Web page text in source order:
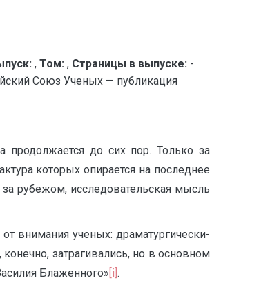
, Том: , Страницы в выпуске: -
Союз Ученых — публикация
до сих пор. Только за
которых опирается на последнее
рубежом, исследовательская мысль
внимания ученых: драматургически-
затрагивались, но в основном
Блаженного» [i] .